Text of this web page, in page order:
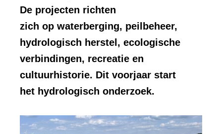
De projecten richten
zich op waterberging, peilbeheer,
hydrologisch herstel, ecologische
verbindingen, recreatie en
cultuurhistorie. Dit voorjaar start
het hydrologisch onderzoek.